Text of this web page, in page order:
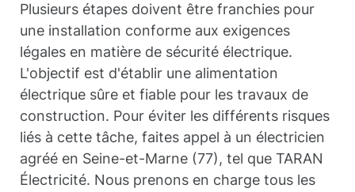
Plusieurs étapes doivent être franchies pour
une installation conforme aux exigences
légales en matière de sécurité électrique.
L'objectif est d'établir une alimentation
électrique sûre et fiable pour les travaux de
construction. Pour éviter les différents risques
liés à cette tâche, faites appel à un électricien
agréé en Seine-et-Marne (77), tel que TARAN
Électricité. Nous prenons en charge tous les